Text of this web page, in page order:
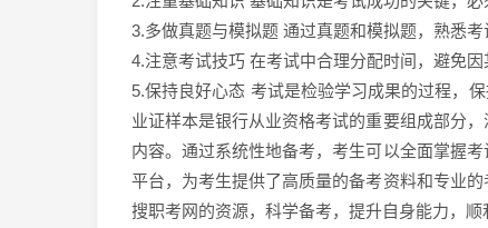
3.多做真题与模拟题 通过真题和模拟题，熟悉
4.注意考试技巧 在考试中合理分配时间，避免因
5.保持良好心态 考试是检验学习成果的过程，
业证样本是银行从业资格考试的重要组成部分
内容。通过系统性地备考，考生可以全面掌握
平台，为考生提供了高质量的备考资料和专业
搜职考网的资源，科学备考，提升自身能力，顺